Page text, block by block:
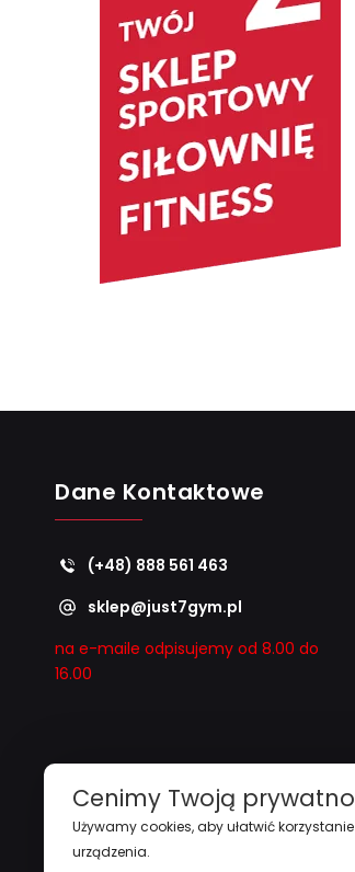
Dane Kontaktowe
(+48) 888 561 463
sklep@just7gym.pl
na e-maile odpisujemy od 8.00 do
16.00
Cenimy Twoją
Używamy cookies, aby ułatwić
urządzenia.